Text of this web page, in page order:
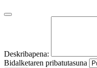
Deskribapena:
Bidalketaren pribatutasuna